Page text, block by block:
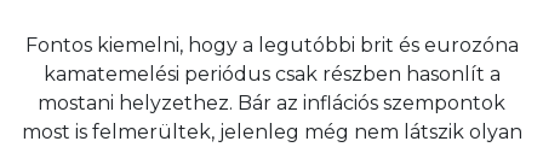
Fontos kiemelni, hogy a legutóbbi brit és eurozóna
kamatemelési periódus csak részben hasonlít a
mostani helyzethez. Bár az inflációs szempontok
most is felmerültek, jelenleg még nem látszik olyan